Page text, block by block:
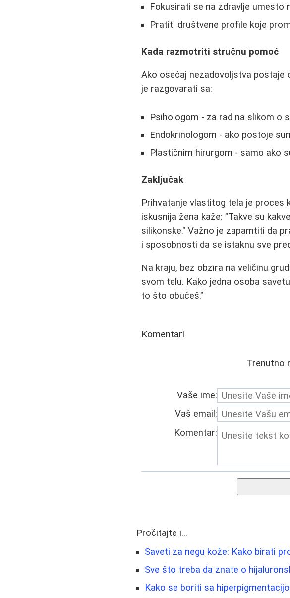
Fokusirati se na zdravlje umesto
Pratiti društvene profile koje
Kada razmotriti stručnu pomoć
Ako osećaj nezadovoljstva postaje
je razgovarati sa:
Psihologom - za rad na slikom o
Endokrinologom - ako postoje
Plastičnim hirurgom - samo ako
Zaključak
Prihvatanje vlastitog tela je proces
iskusnija žena kaže: "Takve su
silikonske." Važno je zapamtiti da
i sposobnosti da se istaknu sve
Na kraju, bez obzira na veličinu
svom telu. Kako jedna osoba
to što obučeš."
Komentari
Trenutno
Vaše ime:
Vaš email:
Komentar:
Pročitajte i...
Saveti za negu kože: Kako birati
Sve što treba da znate o
Kako se boriti sa